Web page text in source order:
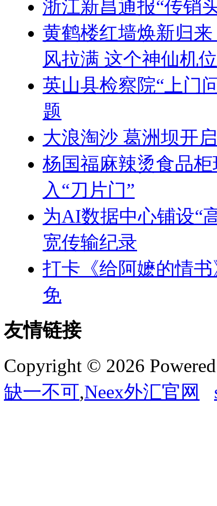
浙江新昌通报“传销
黄鹤楼红墙焕新归
风拉满 这个神仙机
英山县检察院“上门
题
大浪淘沙 葛洲坝开
杨国福麻辣烫食品
入“刀片门”
为AI数据中心铺设“
宽传输纪录
打卡《给阿嬷的情
免
友情链接
Copyright © 2026
缺一不可,Neex外汇官网